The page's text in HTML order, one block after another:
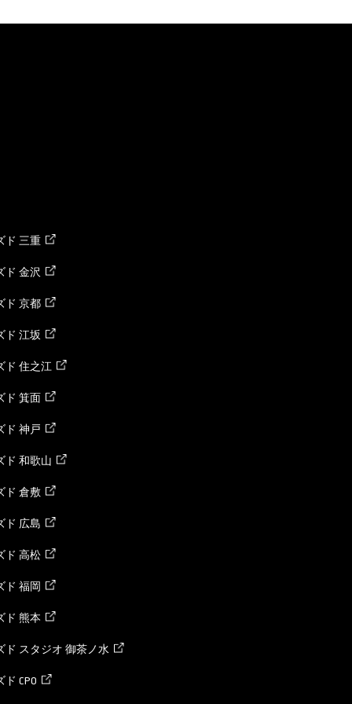
ド 三重
ド 金沢
ド 京都
ド 江坂
ド 住之江
ド 箕面
ド 神戸
ド 和歌山
ド 倉敷
ド 広島
ド 高松
ド 福岡
ド 熊本
ド スタジオ 御茶ノ水
CPO